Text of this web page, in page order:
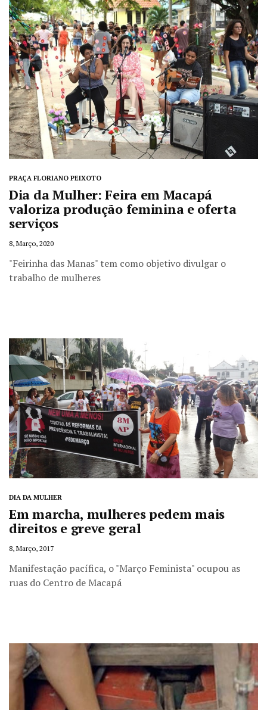
PRAÇA FLORIANO PEIXOTO
Dia da Mulher: Feira em Macapá
valoriza produção feminina e oferta
serviços
8, Março, 2020
"Feirinha das Manas" tem como objetivo divulgar o
trabalho de mulheres
DIA DA MULHER
Em marcha, mulheres pedem mais
direitos e greve geral
8, Março, 2017
Manifestação pacífica, o "Março Feminista" ocupou as
ruas do Centro de Macapá